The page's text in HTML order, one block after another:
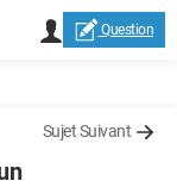
Question
Sujet Suivant